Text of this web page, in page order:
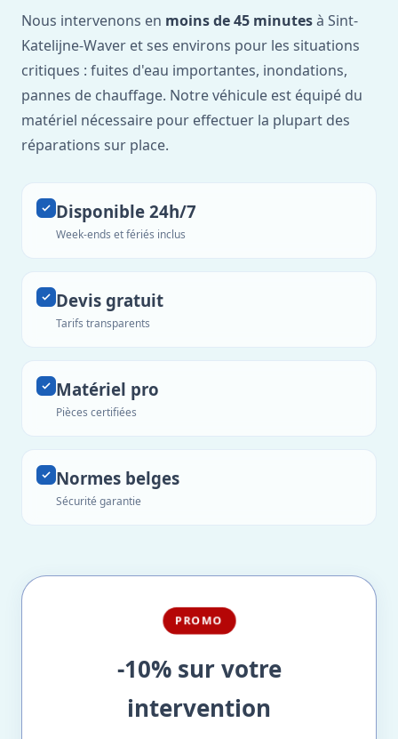
Nous intervenons en moins de 45 minutesà Sint-
Katelijne-Waver et ses environs pour les situations
critiques : fuites d'eau importantes, inondations,
pannes de chauffage. Notre véhicule est équipé du
matériel nécessaire pour effectuer la plupart des
réparations sur place.
Disponible 24h/7
Week-ends et fériés inclus
Devis gratuit
Tarifs transparents
Matériel pro
Pièces certifiées
Normes belges
Sécurité garantie
PROMO
-10% sur votre
intervention